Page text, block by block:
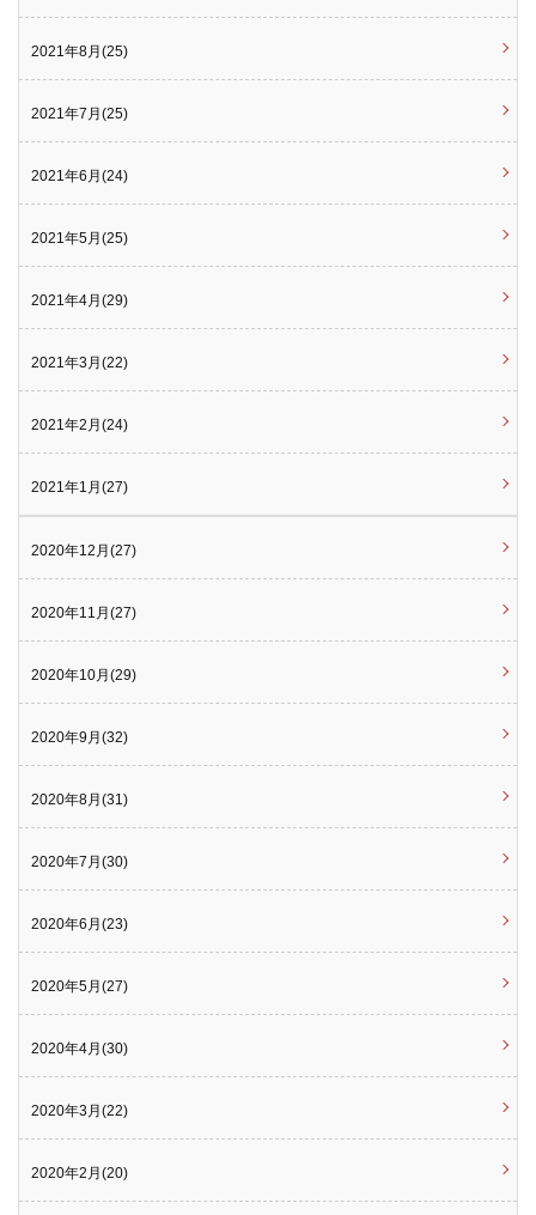
2021年8月(25)
2021年7月(25)
2021年6月(24)
2021年5月(25)
2021年4月(29)
2021年3月(22)
2021年2月(24)
2021年1月(27)
2020年12月(27)
2020年11月(27)
2020年10月(29)
2020年9月(32)
2020年8月(31)
2020年7月(30)
2020年6月(23)
2020年5月(27)
2020年4月(30)
2020年3月(22)
2020年2月(20)